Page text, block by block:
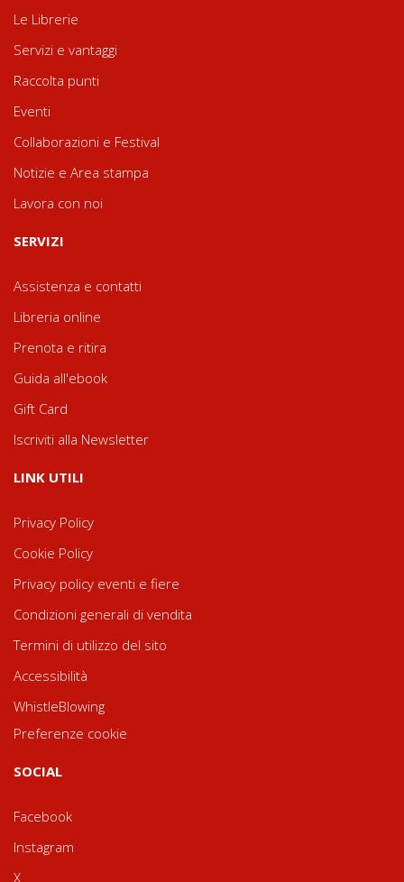
Le Librerie
Servizi e vantaggi
Raccolta punti
Eventi
Collaborazioni e Festival
Notizie e Area stampa
Lavora con noi
SERVIZI
Assistenza e contatti
Libreria online
Prenota e ritira
Guida all'ebook
Gift Card
Iscriviti alla Newsletter
LINK UTILI
Privacy Policy
Cookie Policy
Privacy policy eventi e fiere
Condizioni generali di vendita
Termini di utilizzo del sito
Accessibilità
WhistleBlowing
Preferenze cookie
SOCIAL
Facebook
Instagram
X